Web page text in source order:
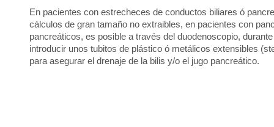
En pacientes con estrecheces de conductos biliares ó
cálculos de gran tamaño no extraibles, en pacientes con
pancreáticos, es posible a través del duodenoscopio,
introducir unos tubitos de plástico ó metálicos extensibles
para asegurar el drenaje de la bilis y/o el jugo pancreático.